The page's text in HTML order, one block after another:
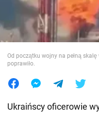
Jedzenie
Od początku wojny na pełną
poprawiło.
Ukraińscy oficerowie